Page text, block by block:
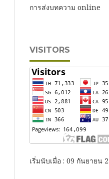
การส่งบทความ online
VISITORS
เริ่มนับเมื่อ : 09 กันยายน